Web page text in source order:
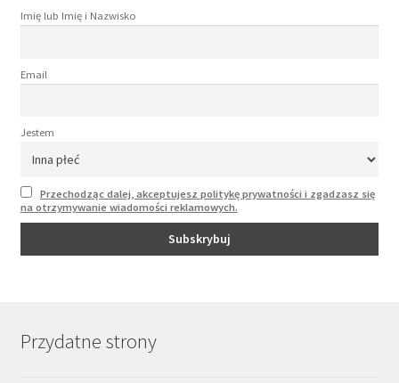
Imię lub Imię i Nazwisko
Email
Jestem
Przechodząc dalej, akceptujesz politykę prywatności i zgadzasz się
na otrzymywanie wiadomości reklamowych.
Przydatne strony